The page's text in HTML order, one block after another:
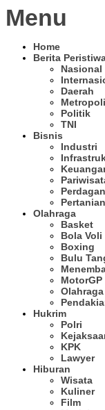
Menu
Home
Berita
Nasional
Daerah
Politik
TNI
Bisnis
Industri
Pertanian
Olahraga
Basket
Bola Voli
Boxing
Bulu
MotorGP
Hukrim
Polri
KPK
Lawyer
Hiburan
Wisata
Kuliner
Film